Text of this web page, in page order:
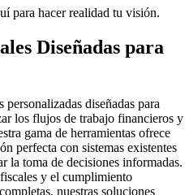
para hacer realidad tu visión.
Diseñadas para
diseñadas para
los flujos de trabajo financieros y
gama de herramientas ofrece
perfecta con sistemas existentes
la toma de decisiones informadas.
y el cumplimiento
nuestras soluciones